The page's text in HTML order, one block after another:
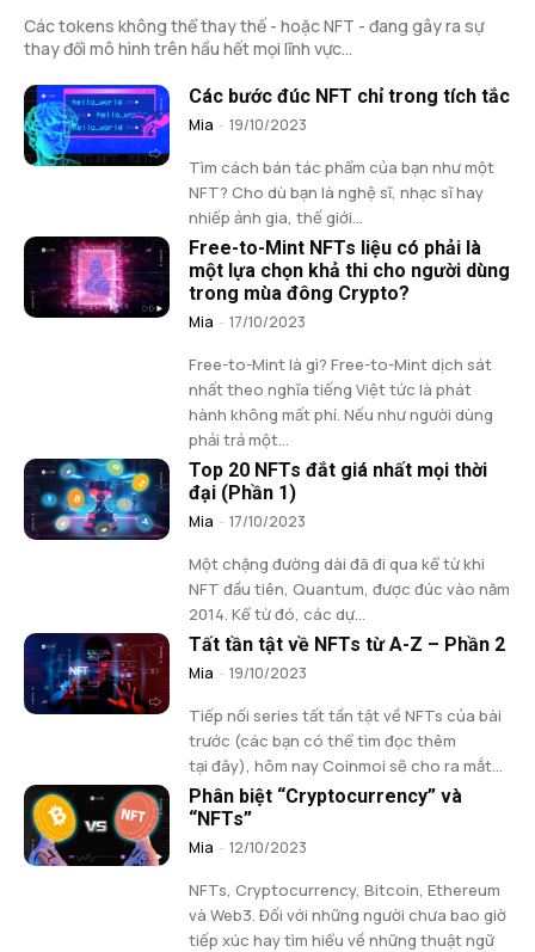
Các tokens không thể thay thế - hoặc NFT - đang gây ra sự
thay đổi mô hình trên hầu hết mọi lĩnh vực...
Các bước đúc NFT chỉ trong tích tắc
Mia - 19/10/2023
Tìm cách bán tác phẩm của bạn như một
NFT? Cho dù bạn là nghệ sĩ, nhạc sĩ hay
nhiếp ảnh gia, thế giới...
Free-to-Mint NFTs liệu có phải là
một lựa chọn khả thi cho người dùng
trong mùa đông Crypto?
Mia - 17/10/2023
Free-to-Mint là gì? Free-to-Mint dịch sát
nhất theo nghĩa tiếng Việt tức là phát
hành không mất phí. Nếu như người dùng
phải trả một...
Top 20 NFTs đắt giá nhất mọi thời
đại (Phần 1)
Mia - 17/10/2023
Một chặng đường dài đã đi qua kể từ khi
NFT đầu tiên, Quantum, được đúc vào năm
2014. Kể từ đó, các dự...
Tất tần tật về NFTs từ A-Z – Phần 2
Mia - 19/10/2023
Tiếp nối series tất tần tật về NFTs của bài
trước (các bạn có thể tìm đọc thêm
tại đây), hôm nay Coinmoi sẽ cho ra mắt...
Phân biệt “Cryptocurrency” và
“NFTs”
Mia - 12/10/2023
NFTs, Cryptocurrency, Bitcoin, Ethereum
và Web3. Đối với những người chưa bao giờ
tiếp xúc hay tìm hiểu về những thuật ngữ